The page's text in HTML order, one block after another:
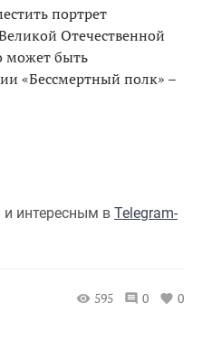
портрет
Отечественной
может быть
«Бессмертный полк» –
интересным в Telegram-
595 0 0